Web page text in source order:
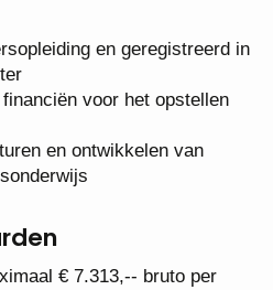
en geregistreerd
voor het opstellen
en ontwikkelen van
€ 7.313,-- bruto per